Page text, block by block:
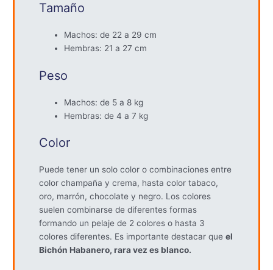
Tamaño
Machos: de 22 a 29 cm
Hembras: 21 a 27 cm
Peso
Machos: de 5 a 8 kg
Hembras: de 4 a 7 kg
Color
Puede tener un solo color o combinaciones entre
color champaña y crema, hasta color tabaco,
oro, marrón, chocolate y negro. Los colores
suelen combinarse de diferentes formas
formando un pelaje de 2 colores o hasta 3
colores diferentes. Es importante destacar queel
Bichón Habanero, rara vez es blanco.